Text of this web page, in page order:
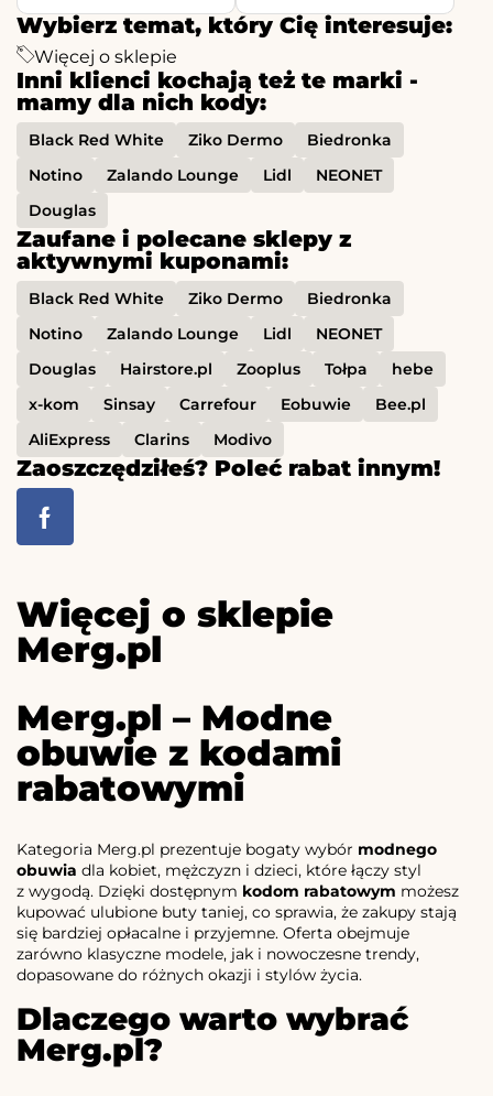
Wybierz temat, który Cię interesuje:
Więcej o sklepie
Inni klienci kochają też te marki -
mamy dla nich kody:
Black Red White Ziko Dermo
Biedronka
Notino
Zalando Lounge Lidl
NEONET
Douglas
Zaufane i polecane sklepy z
aktywnymi kuponami:
Black Red White Ziko Dermo
Biedronka
Notino
Zalando Lounge Lidl
NEONET
Douglas
Hairstore.pl Zooplus Tołpa
hebe
x-kom
Sinsay Carrefour Eobuwie
Bee.pl
AliExpress
Clarins Modivo
Zaoszczędziłeś? Poleć rabat innym!
Więcej o sklepie
Merg.pl
Merg.pl – Modne
obuwie z kodami
rabatowymi
Kategoria Merg.pl prezentuje bogaty wybór modnego
obuwia dla kobiet, mężczyzn i dzieci, które łączy styl
z wygodą. Dzięki dostępnym kodom rabatowym możesz
kupować ulubione buty taniej, co sprawia, że zakupy stają
się bardziej opłacalne i przyjemne. Oferta obejmuje
zarówno klasyczne modele, jak i nowoczesne trendy,
dopasowane do różnych okazji i stylów życia.
Dlaczego warto wybrać
Merg.pl?